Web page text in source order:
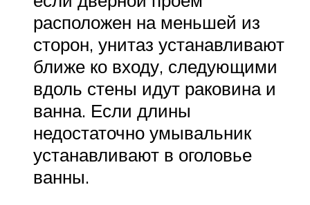
расположен на меньшей из
сторон, унитаз устанавливают
ближе ко входу, следующими
вдоль стены идут раковина и
ванна. Если длины
недостаточно умывальник
устанавливают в оголовье
ванны.